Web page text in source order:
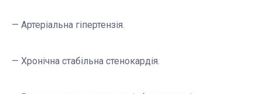
— Артеріальна гіпертензія.
— Хронічна стабільна стенокардія.